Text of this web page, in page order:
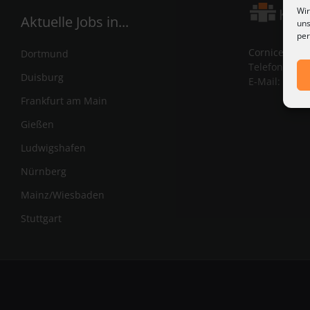
Aktuelle Jobs in...
Dortmund
Duisburg
Frankfurt am Main
Gießen
Ludwigshafen
Nürnberg
Mainz/Wiesbaden
Stuttgart
Telefon:
E-Mail: